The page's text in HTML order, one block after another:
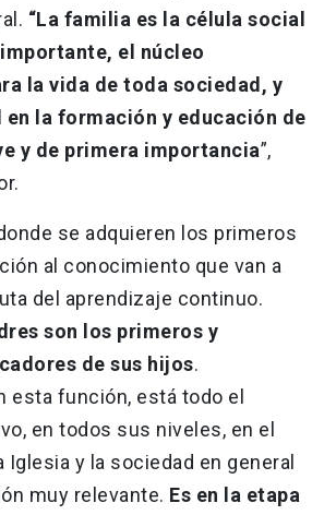
“La familia es la célula social
el núcleo
la vida de toda sociedad, y
la formación y educación de
y de primera importancia”,
se adquieren los primeros
al conocimiento que van a
del aprendizaje continuo.
son los primeros y
de sus hijos.
esta función, está todo el
en todos sus niveles, en el
Iglesia y la sociedad en general
muy relevante. Es en la etapa